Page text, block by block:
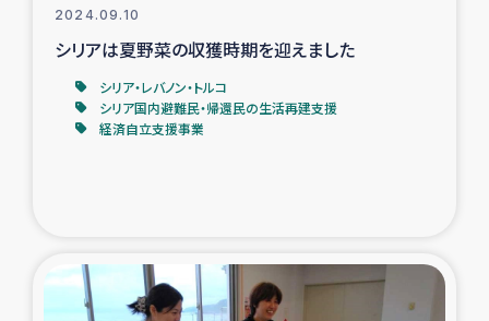
インドネシア中部 スラウェシの地震・津波被災者支援
スリランカ ムライティブ県帰還民の生活再建支援
スリランカ南部洪水被災者支援
2024.09.10
シリアは夏野菜の収獲時期を迎えました
シリア・レバノン・トルコ
シリア国内避難民・帰還民の生活再建支援
経済自立支援事業